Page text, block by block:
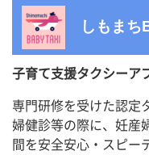
しもまち
子育て支援タクシーア
専門研修を受けた認定
婦健診等の際に、妊産
間を安全安心・スピー